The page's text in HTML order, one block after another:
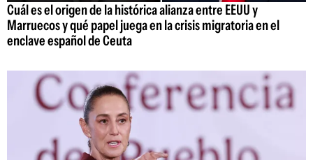
Cuál es el origen de la histórica alianza entre EEUU y
Marruecos y qué papel juega en la crisis migratoria en el
enclave español de Ceuta